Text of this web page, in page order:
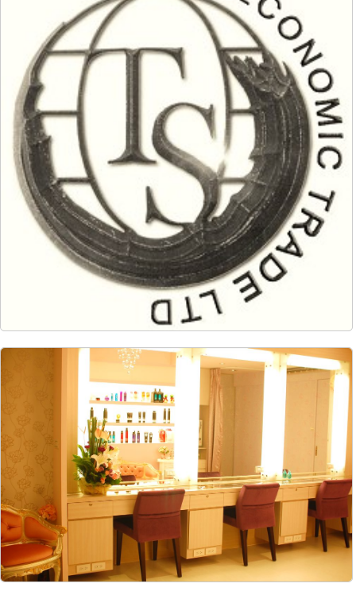
6373
126
6344
27